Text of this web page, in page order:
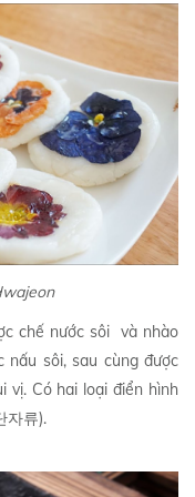
chế nước sôi và nhào
nấu sôi, sau cùng được
vị. Có hai loại điển hình
자류).